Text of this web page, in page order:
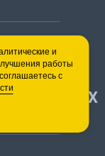
НАВЕРХ
и
работы
с